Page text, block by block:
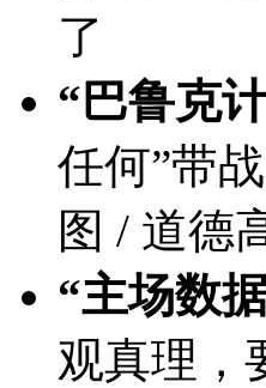
了
“巴鲁克
任何”带
图 / 道德
“主场数
观真理，